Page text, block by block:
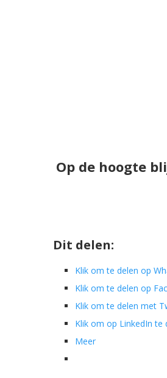
Op de hoogte
Dit delen:
Klik om te delen op
Klik om te delen op
Klik om te delen met
Klik om op LinkedIn te
Meer